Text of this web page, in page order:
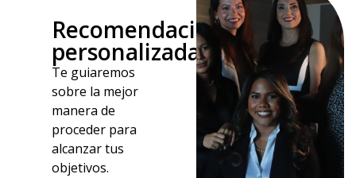
Recomendaciones
personalizadas
Te guiaremos
sobre la mejor
manera de
proceder para
alcanzar tus
objetivos.